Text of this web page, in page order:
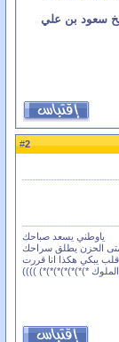
سعود بن علي
#
2
ياوطني يسعد صباحك
الحزن يطلق سراحك
قلب يبكي هكذا انا قررت
*)*)*)*)*)*)*) ))))